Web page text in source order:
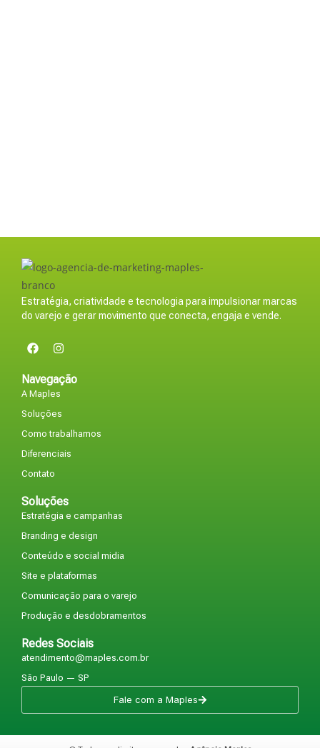
Estratégia, criatividade e tecnologia para impulsionar marcas
do varejo e gerar movimento que conecta, engaja e vende.
Navegação
A Maples
Soluções
Como trabalhamos
Diferenciais
Contato
Soluções
Estratégia e campanhas
Branding e design
Conteúdo e social midia
Site e plataformas
Comunicação para o varejo
Produção e desdobramentos
Redes Sociais
atendimento@maples.com.br
São Paulo — SP
Fale com a Maples